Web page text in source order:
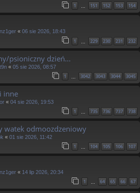
1 … 151 152 153 154
« 06 sie 2026, 18:43
1 229 230 231 232
psioniczny dzień...
« 05 sie 2026, 08:57
1 3042 3043 3044 3045
inne
« 04 sie 2026, 19:53
1 735 736 737 738
watek odmoozdzeniowy
« 01 sie 2026, 11:42
1 104 105 106 107
« 14 lip 2026, 20:34
1 64 65 66 67